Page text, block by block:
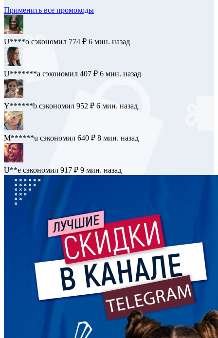
Применить все промокоды
B**********w сэкономил 884 ₽ 1 мин. назад
U****o сэкономил 774 ₽ 6 мин. назад
U*******a сэкономил 407 ₽ 6 мин. назад
Y******b сэкономил 952 ₽ 6 мин. назад
M******u сэкономил 640 ₽ 8 мин. назад